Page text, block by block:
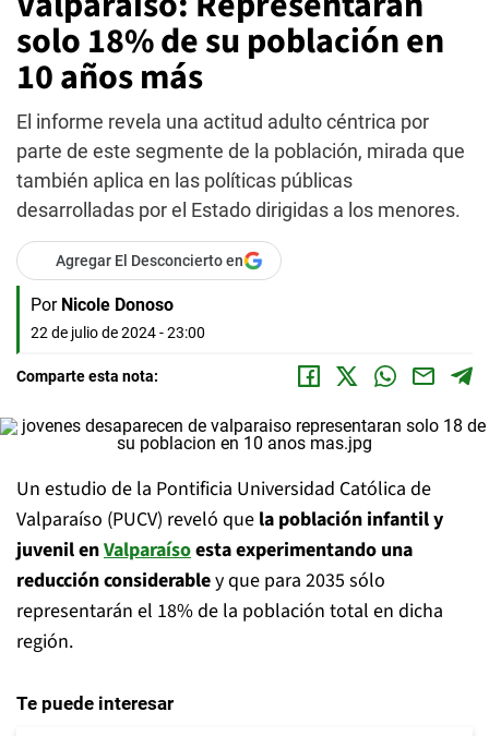
solo 18% de su población en
10 años más
El informe revela una actitud adulto céntrica por
parte de este segmente de la población, mirada que
también aplica en las políticas públicas
desarrolladas por el Estado dirigidas a los menores.
Agregar El Desconcierto en
Por Nicole Donoso
22 de julio de 2024 - 23:00
Comparte esta nota:
Un estudio de la Pontificia Universidad Católica de
Valparaíso (PUCV) reveló que la población infantil y
juvenil enValparaísoesta experimentando una
reducción considerabley que para 2035 sólo
representarán el 18% de la población total en dicha
región.
Te puede interesar